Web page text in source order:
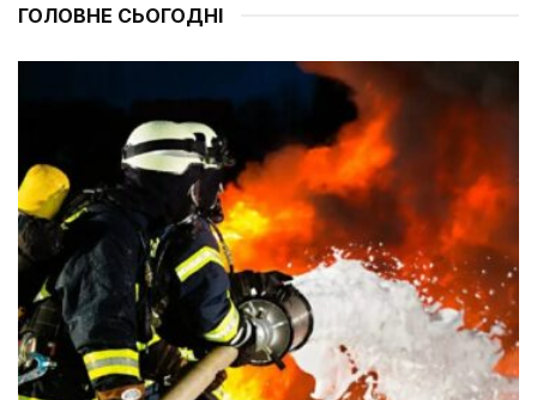
ГОЛОВНЕ СЬОГОДНІ